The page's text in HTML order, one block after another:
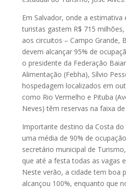
Em Salvador, onde a estimativa
turistas gastem R$ 715
aos circuitos – Campo Grande,
devem alcançar 95% de
o presidente da Federação
Alimentação (Febha), Sílvio
hospedagem localizados em
como Rio Vermelho e Pituba
Neves) têm reservas na faixa de
Importante destino da Costa do
uma média de 90% de
secretário municipal de
que até a festa todas as vagas
Neste verão, a cidade tem boa
alcançou 100%, enquanto que